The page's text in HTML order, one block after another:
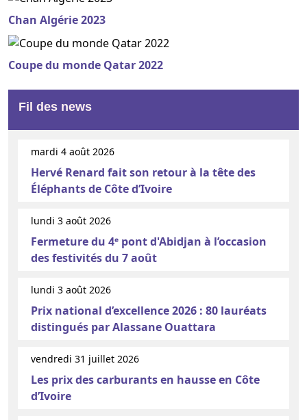
Chan Algérie 2023
Coupe du monde Qatar 2022
Fil des news
mardi 4 août 2026
Hervé Renard fait son retour à la tête des
Éléphants de Côte d’Ivoire
lundi 3 août 2026
Fermeture du 4ᵉ pont d'Abidjan à l’occasion
des festivités du 7 août
lundi 3 août 2026
Prix national d’excellence 2026 : 80 lauréats
distingués par Alassane Ouattara
vendredi 31 juillet 2026
Les prix des carburants en hausse en Côte
d’Ivoire